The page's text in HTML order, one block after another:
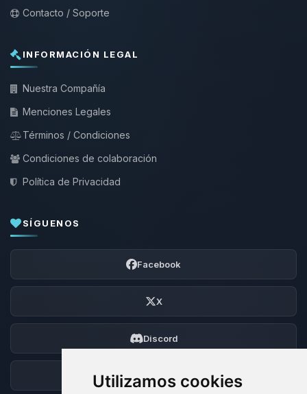
Utilizamos cookies
Contacto / Soporte
INFORMACIÓN LEGAL
Nuestra Compañía
Menciones Legales
Términos / Condiciones
Condiciones de colaboración
Política de Privacidad
SÍGUENOS
Facebook
X
Discord
Foro